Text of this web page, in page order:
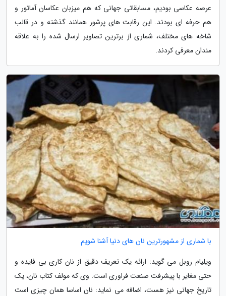
عرصه عکاسی بودیم، مسابقاتی جهانی که هم میزبان عکاسان آماتور و
هم حرفه ای بودند. این رقابت های پرشور همانند گذشته و در قالب
شاخه های مختلف، شماری از برترین تصاویر ارسال شده را به علاقه
مندان معرفی کردند.
با شماری از مشهورترین نان های دنیا آشنا شویم
ویلیام روبل می گوید: ارائه یک تعریف دقیق از نان کاری بی فایده و
حتی مغایر با پیشرفت صنعت فراوری است. وی که مولف کتاب نان، یک
تاریخ جهانی نیز هست، اضافه می نماید: نان اساسا همان چیزی است